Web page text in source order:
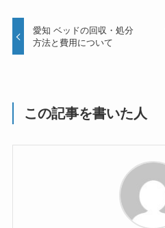
愛知 ベッドの回収・処分
方法と費用について
この記事を書いた人